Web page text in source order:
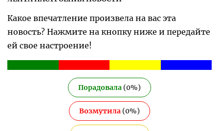
Какое впечатление произвела на вас эта
новость? Нажмите на кнопку ниже и передайте
ей свое настроение!
Порадовала (0%)
Возмутила (0%)